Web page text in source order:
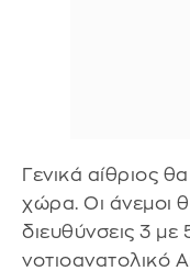
Γενικά αίθριος
χώρα. Οι άνεμοι
διευθύνσεις 3
νοτιοανατολικό